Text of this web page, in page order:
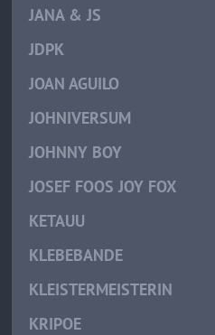
JANA & JS
JDPK
JOAN AGUILO
JOHNIVERSUM
JOHNNY BOY
JOSEF FOOS JOY FOX
KETAUU
KLEBEBANDE
KLEISTERMEISTERIN
KRIPOE